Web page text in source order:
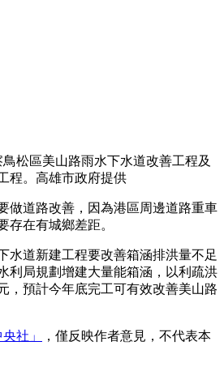
松區美山路雨水下水道改善工程及
程。高雄市政府提供
做道路改善，因為港區周邊道路重車
存在有城鄉差距。
水道新建工程要改善箱涵排洪量不足
利局規劃增建大量能箱涵，以利疏洪
，預計今年底完工可有效改善美山路
央社」
，僅反映作者意見，不代表本